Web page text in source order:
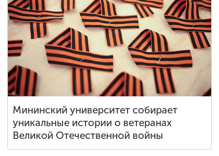
Мининский университет собирает
уникальные истории о ветеранах
Великой Отечественной войны